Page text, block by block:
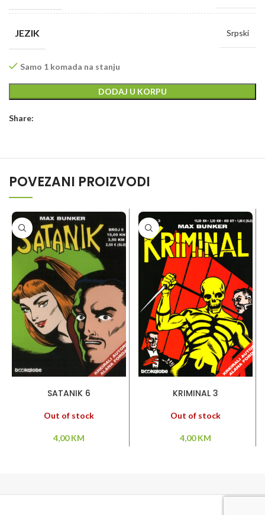
JEZIK Srpski
Samo 1 komada na stanju
DODAJ U KORPU
Share:
POVEZANI PROIZVODI
SATANIK 6
Out of stock
4,00KM
KRIMINAL 3
Out of stock
4,00KM